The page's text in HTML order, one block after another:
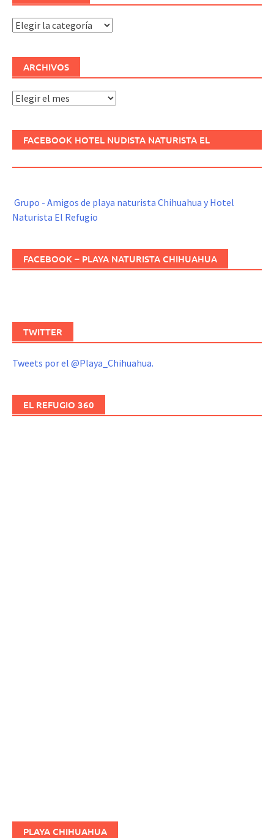
Categorías
ARCHIVOS
Archivos
FACEBOOK HOTEL NUDISTA NATURISTA EL
Grupo - Amigos de playa naturista Chihuahua y Hotel
Naturista El Refugio
FACEBOOK – PLAYA NATURISTA CHIHUAHUA
TWITTER
Tweets por el @Playa_Chihuahua.
EL REFUGIO 360
PLAYA CHIHUAHUA